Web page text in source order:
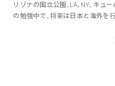
リゾナの国立公園、LA、NY、キュ
の勉強中で、将来は日本と海外を